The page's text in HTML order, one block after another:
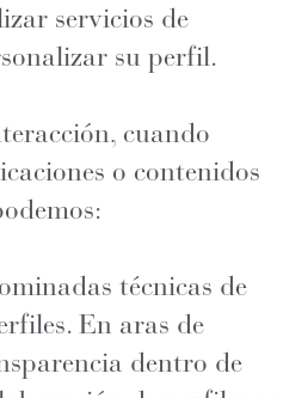
servicios de
su perfil.
cuando
o contenidos
técnicas de
En aras de
dentro de